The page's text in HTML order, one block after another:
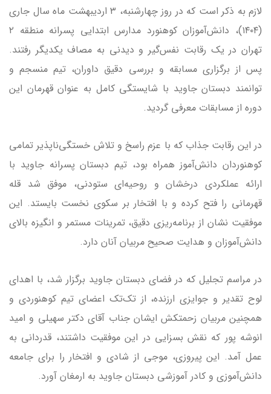
لازم به ذکر است که در روز چهارشنبه، ۳ اردیبهشت ماه سال جاری
(۱۴۰۴)، دانش‌آموزان کوهنورد مدارس ابتدایی پسرانه منطقه ۲
تهران در یک رقابت نفس‌گیر و دیدنی به مصاف یکدیگر رفتند.
پس از برگزاری مسابقه و بررسی دقیق داوران، تیم منسجم و
توانمند دبستان جاوید با شایستگی کامل به عنوان قهرمان این
دوره از مسابقات معرفی گردید.
در این رقابت جذاب که با عزم راسخ و تلاش خستگی‌ناپذیر تمامی
کوهنوردان دانش‌آموز همراه بود، تیم دبستان پسرانه جاوید با
ارائه عملکردی درخشان و روحیه‌ای ستودنی، موفق شد قله
قهرمانی را فتح کرده و با افتخار بر سکوی نخست بایستد. این
موفقیت نشان از برنامه‌ریزی دقیق، تمرینات مستمر و انگیزه بالای
دانش‌آموزان و هدایت صحیح مربیان آنان دارد.
در مراسم تجلیل که در فضای دبستان جاوید برگزار شد، با اهدای
لوح تقدیر و جوایزی ارزنده، از تک‌تک اعضای تیم کوهنوردی و
همچنین مربیان زحمتکش ایشان جناب آقای دکتر سهیلی و امید
انوشه پور که نقش بسزایی در این موفقیت داشتند، قدردانی به
عمل آمد. این پیروزی، موجی از شادی و افتخار را برای جامعه
دانش‌آموزی و کادر آموزشی دبستان جاوید به ارمغان آورد.